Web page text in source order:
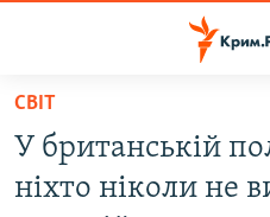
Перейти
основного
матеріалу
НОВИНИ
ВОДА.КРИМ
ВІДЕО ТА ФОТО
СВІТ
У британській
ніхто ніколи не